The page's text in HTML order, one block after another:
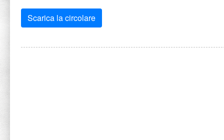
Scarica la circolare